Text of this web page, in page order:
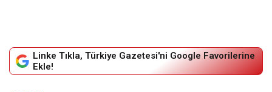
Linke Tıkla, Türkiye Gazetesi'ni Google Favorilerine
Ekle!